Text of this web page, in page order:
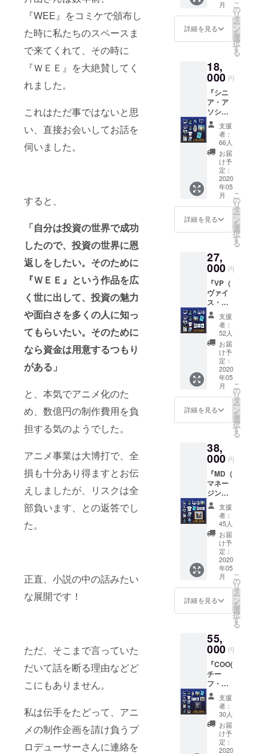
『WEE』をコミケで頒布し
た時に私たちのスペースま
で来てくれて、その時に
『ＷＥＥ』を大絶賛してく
れました。
これはただ事ではないと思
い、直接お会いしてお話を
伺いました。
すると、
「自分は投資の世界で成功
したので、投資の世界に恩
返しをしたい。そのために
『ＷＥＥ』という作品を広
く世に出して、投資の魅力
や面白さを多くの人に知っ
てもらいたい。そのために
なら資金は用意するつもり
がある」
と、本気でアニメ化のた
め、数億円の制作費用を負
担する気のようでした。
アニメ事業は大博打で、全
損も十分あり得ますとお伝
えしましたが、リスクは全
部負います、との返答でし
た。
正直、小説の中の話みたい
な展開です！
ただ、そこまで言っていた
だいて話を断る理由などど
こにもありません。
私は伝手をたどって、アニ
メの制作企画を請け負うプ
ロデューサーさんに連絡を
1~3 ・
行視聴
権 ・過
小説集
（デジ
タル）
・パッ
ケージ
・キー
ビジュ
ポス
ター ・
Ｔシャ
ツ（ワ
ンサイ
ズ）
送りし
ます。
＜リ
ゲーム
本体
Steam
キー
コード
episode
1~3 ・
ＰＶ先
行視聴
権 ・過
去同人
誌短編
小説集
（デジ
タル）
ケージ
・アー
シャツ
（ワン
サイ
ズ） ・
キービ
ジュポ
スター
が求め
られる
ポジ
のプ
レッ
シャー
も強い
ので、
自己管
理も
しっか
りと。
『ジュ
ニアア
ソシエ
イト』
のリ
ターン
に加え
て、 ・
原作者
の解説
が載っ
た解説
本をお
送りし
ます。
特別ゲ
ストと
の対談
も収録
予定。
・あな
たのお
名前を
エンド
ロール
いただ
きま
す。 ＜
リター
ン＞ ・
壁紙 ・
ゲーム
本体
Steam
キー
コード
episode
1~3 ・
ＰＶ先
行視聴
去同人
誌短編
タル）
・パッ
ケージ
・アー
トブッ
ク ・Ｔ
シャツ
（ワン
サイ
ズ） ・
キービ
ジュポ
月
詳細を見る
こ
の
リ
タ
ー
ン
を
選
択
す
る
18,
000 円
『シニ
ア・ア
ソシエ
イト』
会社全
体の利
益を考
えて動
くべき
ポジ
ショ
ン。 時
にはド
ライな
判断も
必要と
プレッ
シャー
を感じ
る場面
も多い
でしょ
うが、
その
分、報
酬もう
なぎ登
りで
す。
『アソ
シエイ
ト』の
リター
ジナル
マネー
クリッ
プをお
送りし
ます。
・支倉
凍砂サ
インプ
リント
色紙を
お送り
します
・複製
台本を
お送り
しま
壁紙 ・
ゲーム
本体
Steam
キー
コード
episode
1~3 ・
ＰＶ先
行視聴
権 ・過
去同人
支援
者：
66人
お届
け予
定：
2020
年05
月
詳細を見る
こ
の
リ
タ
ー
ン
を
選
択
す
る
27,
000 円
『VP（
ヴァイ
ス・プ
レジデ
ン
ト）』
多額の
報酬と
引き換
えに、
大きな
責任を
負うポ
ジショ
ンで
す。 と
え、こ
こで自
社のみ
なら
ず、業
界全体
に影響
を与え
るよう
な大き
な成果
を残せ
ば、さ
らなる
出世の
道が開
けるこ
『シニ
ア・ア
ソシエ
イト』
のリ
ターン
に加え
て、 ・
オリジ
ナル
ファイ
ル入
支援
者：
52人
お届
け予
定：
2020
年05
月
詳細を見る
こ
の
リ
タ
ー
ン
を
選
択
す
る
38,
000 円
『MD（
マネー
ジン
グ・
ディレ
クター
／最高
投資責
者）』
投資を
通じ
て、業
界の大
規模な
再編を
ること
が出来
るポジ
ション
です。
「世界
を変え
たい」
という
野望を
持つ方
なら、
是非、
支援
者：
45人
お届
け予
定：
2020
年05
月
詳細を見る
こ
の
リ
タ
ー
ン
を
選
択
す
る
55,
000 円
『COO(
チー
フ・オ
ペレー
ティン
グ・オ
フィ
サー／
最高執
行責任
支援
者：
30人
お届
け予
定：
2020